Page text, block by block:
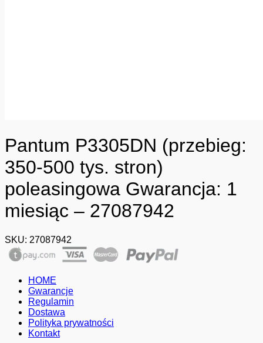
Pantum P3305DN (przebieg:
350-500 tys. stron)
poleasingowa Gwarancja: 1
miesiąc – 27087942
SKU: 27087942
HOME
Gwarancje
Regulamin
Dostawa
Polityka prywatności
Kontakt